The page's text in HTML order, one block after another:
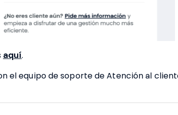
aquí
el equipo de soporte de Atención al